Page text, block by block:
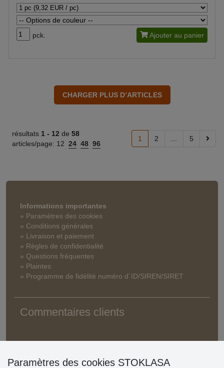
pck. Ajouter au panier
résultats 1 - 12 de 58
articles/page: 12 24 48 96
1 2 5
Informations importantes
» Paramètres des cookies
» Conditions générales
» Livraison et paiement
» Règles de confidentialité
» Questions fréquentes
» Plaintes
» Programme de fidélité numéro d´ID/SIREN/SIRET
Commentaires clients
Paramètres des cookies STOKLASA